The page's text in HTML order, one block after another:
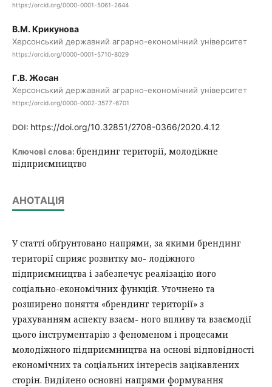
https://orcid.org/0000-0001-5061-2644
В.М. Крикунова
Херсонський державний аграрно-економічний університет
https://orcid.org/0000-0001-5710-8029
Г.В. Жосан
Херсонський державний аграрно-економічний університет
https://orcid.org/0000-0002-3577-6701
DOI: https://doi.org/10.32851/2708-0366/2020.4.12
Ключові слова: брендинг території, молодіжне
підприємництво
АНОТАЦІЯ
У статті обґрунтовано напрями, за якими брендинг
території сприяє розвитку мо- лодіжного
підприємництва і забезпечує реалізацію його
соціально-економічних функцій. Уточнено та
розширено поняття «брендинг території» з
урахуванням аспекту взаєм- ного впливу та взаємодії
цього інструментарію з феноменом і процесами
молодіжного підприємництва на основі відповідності
економічних та соціальних інтересів зацікавлених
сторін. Виділено основні напрями формування